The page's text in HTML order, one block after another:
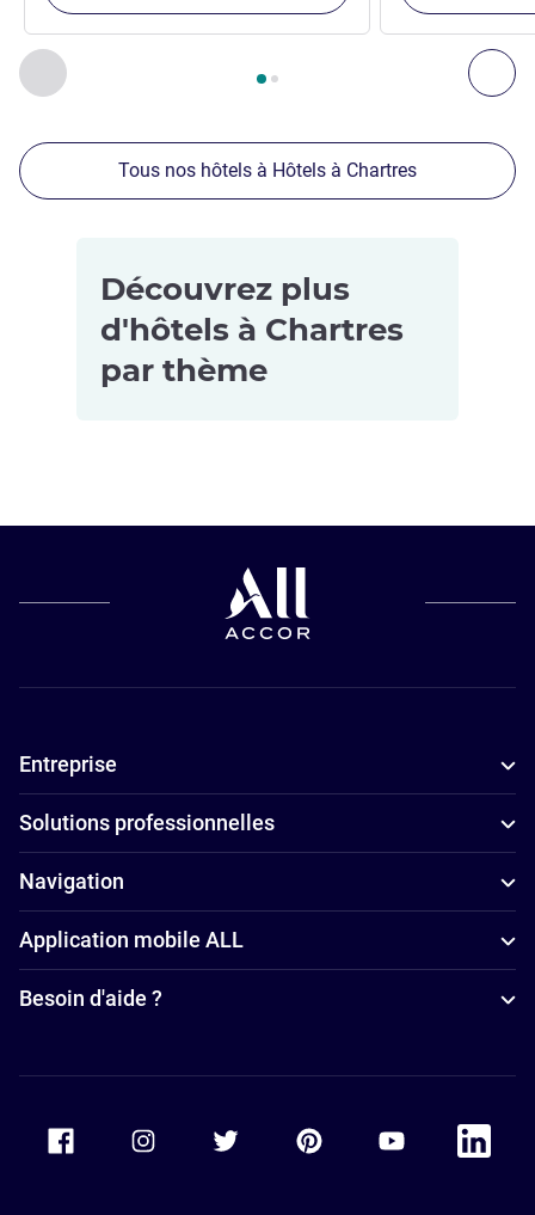
Précédent - Nos autres établissements à proximité
Page , Nos autres établissements à proximité 1 :,
Tous nos hôtels à Hôtels à Chartres
Découvrez plus
d'hôtels à Chartres
par thème
Chartres
4 étoiles à
Chartres
Entreprise
Solutions professionnelles
Navigation
Application mobile ALL
Besoin d'aide ?
Accor Youtube
Accor